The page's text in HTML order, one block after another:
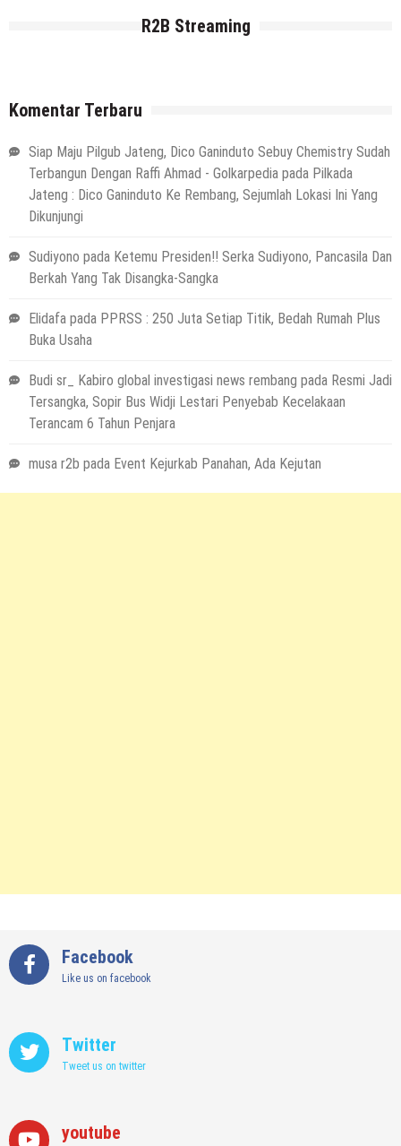
R2B Streaming
Komentar Terbaru
Siap Maju Pilgub Jateng, Dico Ganinduto Sebuy Chemistry Sudah
Terbangun Dengan Raffi Ahmad - Golkarpedia pada Pilkada
Jateng : Dico Ganinduto Ke Rembang, Sejumlah Lokasi Ini Yang
Dikunjungi
Sudiyono pada Ketemu Presiden!! Serka Sudiyono, Pancasila Dan
Berkah Yang Tak Disangka-Sangka
Elidafa pada PPRSS : 250 Juta Setiap Titik, Bedah Rumah Plus
Buka Usaha
Budi sr_ Kabiro global investigasi news rembang pada Resmi Jadi
Tersangka, Sopir Bus Widji Lestari Penyebab Kecelakaan
Terancam 6 Tahun Penjara
musa r2b pada Event Kejurkab Panahan, Ada Kejutan
Facebook
Like us on facebook
Twitter
Tweet us on twitter
youtube